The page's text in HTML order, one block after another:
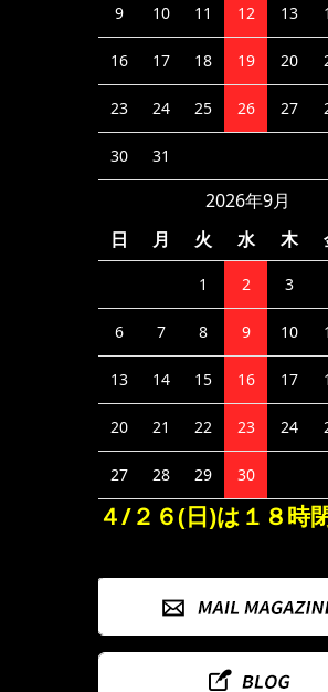
9 10 11 12 13
16 17 18 19 20
23 24 25 26 27
30 31
2026年9月
日
月 火 水 木
1 2 3
6 7 8 9 10
13 14 15 16 17
20 21 22 23 24
27 28 29 30
４/２６(日)は１８時